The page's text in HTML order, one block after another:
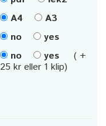
A4
A3
no
yes
no yes
( +
25 kr eller 1 klip)